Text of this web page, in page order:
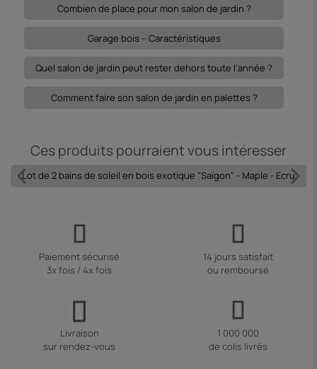
Combien de place pour mon salon de jardin ?
Garage bois – Caractéristiques
Quel salon de jardin peut rester dehors toute l'année ?
Comment faire son salon de jardin en palettes ?
Ces produits pourraient vous intéresser
Lot de 2 bains de soleil en bois exotique "Saïgon" - Maple - Ecru
Paiement sécurisé
3x fois / 4x fois
14 jours satisfait
ou remboursé
Livraison
sur rendez-vous
1 000 000
de colis livrés